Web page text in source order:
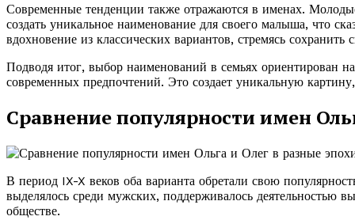
Современные тенденции также отражаются в именах.
создать уникальное наименование для своего малыша, что
вдохновение из классических вариантов, стремясь сохранить
Подводя итог, выбор наименований в семьях ориентирован
современных предпочтений. Это создает уникальную
Сравнение популярности имен
В период IX-X веков оба варианта обретали свою
выделялось среди мужских, поддерживалось деятельностью
обществе.